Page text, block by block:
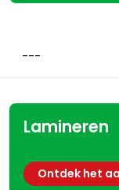
Lamineren
Ontdek het